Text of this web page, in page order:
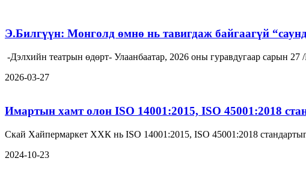
Э.Билгүүн: Монголд өмнө нь тавигдаж байгаагүй
-Дэлхийн театрын өдөрт- Улаанбаатар, 2026 оны гуравдугаар
2026-03-27
Имартын хамт олон ISO 14001:2015, ISO 45001:2018
Скай Хайпермаркет ХХК нь ISO 14001:2015, ISO 45001:2018
2024-10-23